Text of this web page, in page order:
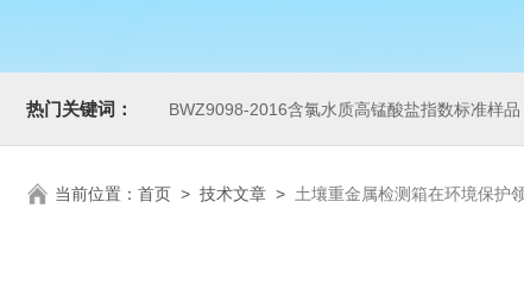
热门关键词： BWZ9098-2016含氯水质高锰酸盐指数标准样品
当前位置： 首页 > 技术文章 > 土壤重金属检测箱在环境保护